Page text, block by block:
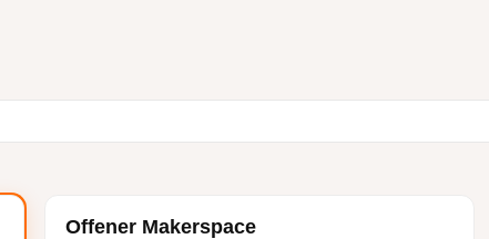
NÄCHSTE WOCHE
Offener Makerspace